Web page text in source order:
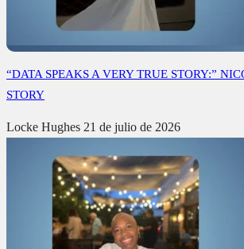
“DATA SPEAKS A VERY TRUE STORY:”
STORY
Locke Hughes 21 de julio de 2026